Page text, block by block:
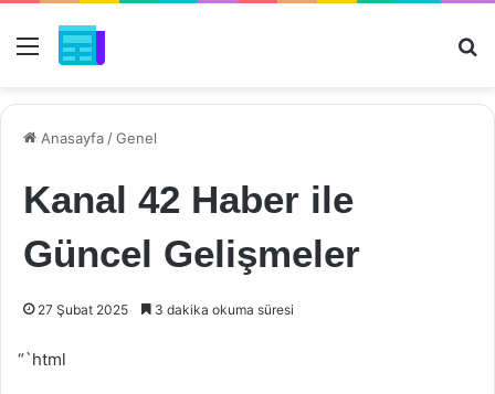
Menü
Anasayfa /Genel
Kanal 42 Haber ile
Güncel Gelişmeler
27 Şubat 2025 3 dakika okuma süresi
“`html